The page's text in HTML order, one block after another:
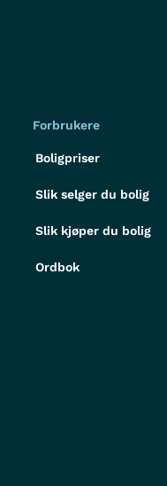
Forbrukere
Boligpriser
Slik selger du bolig
Slik kjøper du bolig
Ordbok